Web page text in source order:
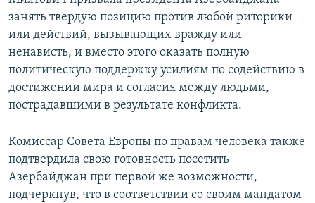
занять твердую позицию против любой риторики
или действий, вызывающих вражду или
ненависть, и вместо этого оказать полную
политическую поддержку усилиям по содействию в
достижении мира и согласия между людьми,
пострадавшими в результате конфликта.
Комиссар Совета Европы по правам человека также
подтвердила свою готовность посетить
Азербайджан при первой же возможности,
подчеркнув, что в соответствии со своим мандатом